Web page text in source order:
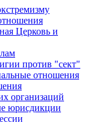
Церковь и
против "сект"
отношения
организаций
юрисдикции